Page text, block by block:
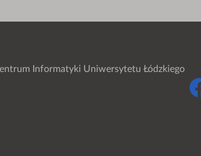
Informatyki Uniwersytetu Łódzkiego